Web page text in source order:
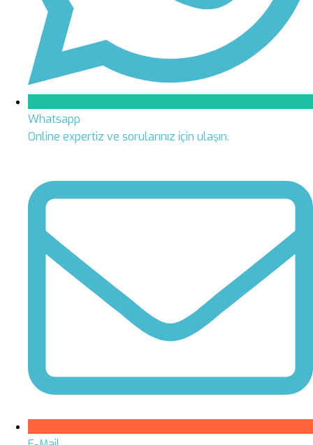
Whatsapp
Online expertiz ve sorularınız için ulaşın.